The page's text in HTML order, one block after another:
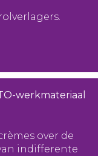
werkmateriaal
over de
indifferente